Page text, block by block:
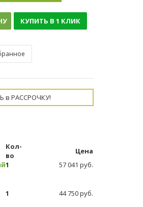
КУПИТЬ В 1 КЛИК
в РАССРОЧКУ!
Кол-
во
Цена
1 57 041 руб.
1 44 750 руб.